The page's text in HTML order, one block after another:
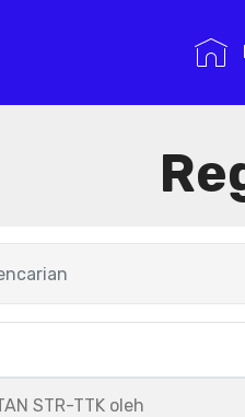
STR-TTK oleh